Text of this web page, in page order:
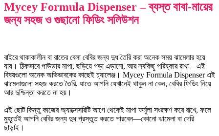
Mycey Formula Dispenser – ব্যস্ত বাবা-মায়ের
জন্য সহজ ও গুছানো ফিডিং সলিউশন
বাইরে থাকাকালীন বা রাতের বেলা বেবির জন্য দুধ তৈরি করা অনেক সময় ঝামেলার হয়ে
যায়। ঠিকভাবে পাউডার মাপা, ছড়িয়ে পড়া এড়ানো, আর সবকিছু পরিষ্কার রাখা—এই
বিষয়গুলো অনেক অভিভাবকের কাছেই চ্যালেঞ্জ। Mycey Formula Dispenser এই
ঝামেলাগুলো সহজ করতে তৈরি, যাতে আপনি যেখানেই থাকুন না কেন, বেবির ফিডিং নিয়ে
আর দুশ্চিন্তা করতে না হয়।
এই ছোট কিন্তু কাজের অ্যাক্সেসরিটি আগে থেকেই মাপা ফর্মুলা সংরক্ষণ করে রাখে, ফলে
মুহূর্তেই আপনি বেবির জন্য দুধ প্রস্তুত করতে পারবেন—কোনো ঝামেলা বা দেরি
ছাড়াই।